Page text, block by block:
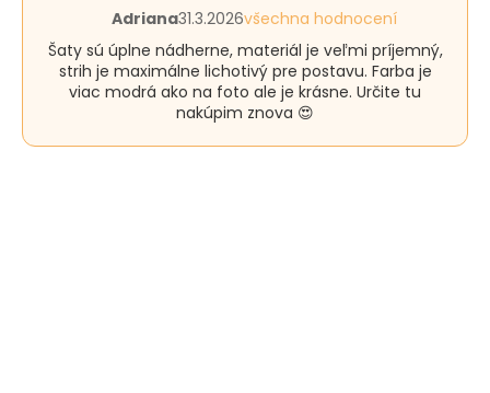
Hodnocení
produktu
je
5
z
hvězdiček.
Adriana31.3.2026všechna hodnocení
Šaty sú úplne nádherne, materiál je veľmi príjemný,
strih je maximálne lichotivý pre postavu. Farba je
viac modrá ako na foto ale je krásne. Určite tu
nakúpim znova 😍